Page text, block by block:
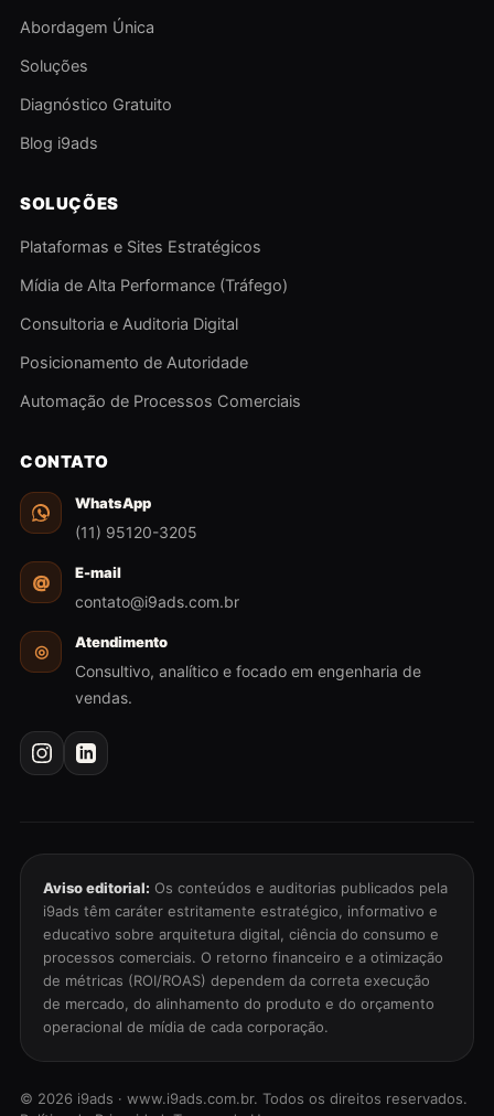
Abordagem Única
Soluções
Diagnóstico Gratuito
Blog i9ads
SOLUÇÕES
Plataformas e Sites Estratégicos
Mídia de Alta Performance (Tráfego)
Consultoria e Auditoria Digital
Posicionamento de Autoridade
Automação de Processos Comerciais
CONTATO
WhatsApp
(11) 95120-3205
@ E-mail
contato@i9ads.com.br
◎ Atendimento
Consultivo, analítico e focado em engenharia de
vendas.
Aviso editorial: Os conteúdos e auditorias publicados pela
i9ads têm caráter estritamente estratégico, informativo e
educativo sobre arquitetura digital, ciência do consumo e
processos comerciais. O retorno financeiro e a otimização
de métricas (ROI/ROAS) dependem da correta execução
de mercado, do alinhamento do produto e do orçamento
operacional de mídia de cada corporação.
© 2026 i9ads · www.i9ads.com.br. Todos os direitos reservados.